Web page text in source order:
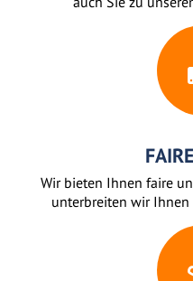
Wir bieten Ihnen faire
unterbreiten wir